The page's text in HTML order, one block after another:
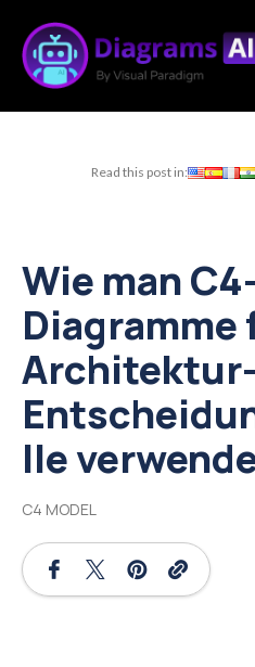
Read this post in:
Wie man
Diagramme
Architektur-
lle
C4 MODEL